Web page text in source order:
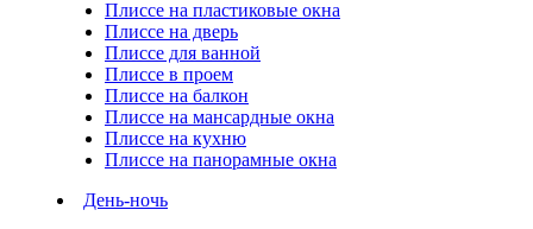
Плиссе на пластиковые окна
Плиссе на дверь
Плиссе для ванной
Плиссе в проем
Плиссе на балкон
Плиссе на мансардные окна
Плиссе на кухню
Плиссе на панорамные окна
День-ночь